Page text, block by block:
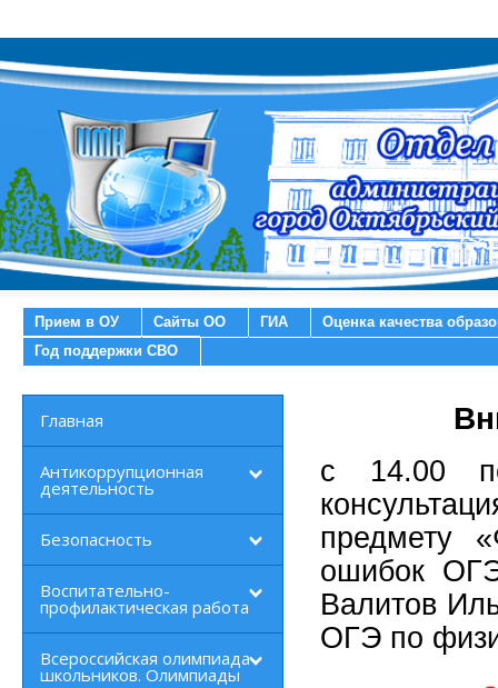
Прием в ОУ Сайты ОО ГИА
Оценка качества
Год поддержки СВО
Главная
Антикоррупционная
деятельность
Безопасность
Воспитательно-
профилактическая работа
Всероссийская олимпиада
школьников. Олимпиады
с 14.00
предмету
ошибок
Валитов
ОГЭ по